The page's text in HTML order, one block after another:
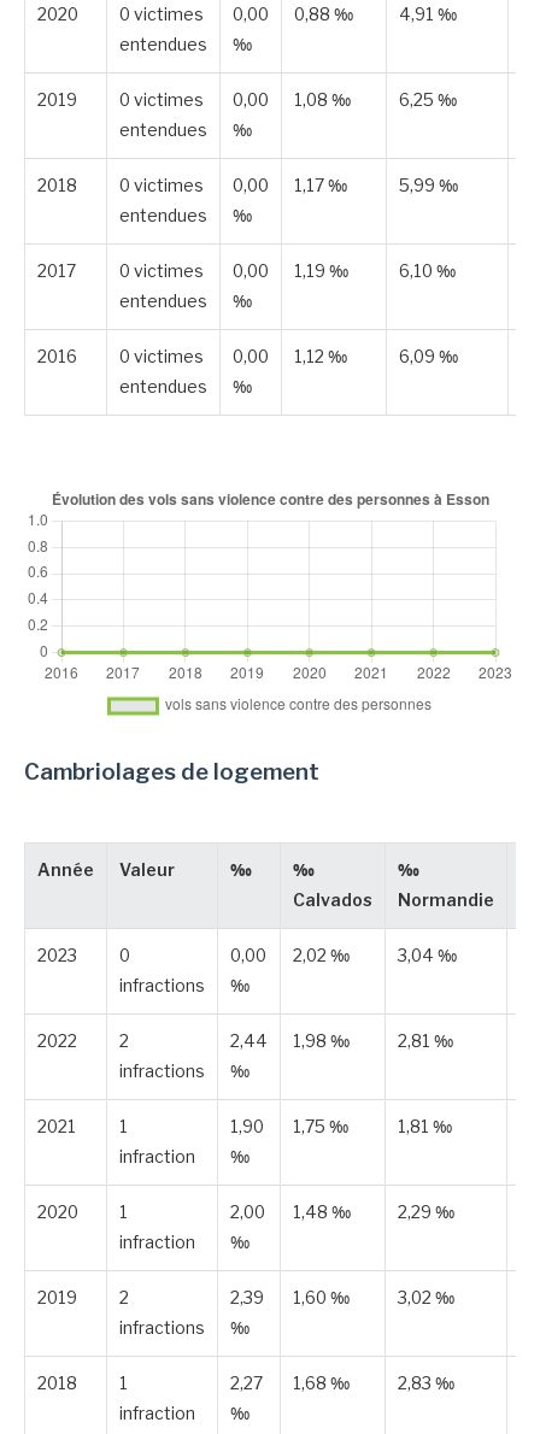
2020
0 victimes
entendues
0,00
‰
0,88 ‰ 4,91 ‰
2019
0 victimes
entendues
0,00
‰
1,08 ‰ 6,25 ‰
2018
0 victimes
entendues
0,00
‰
1,17 ‰ 5,99 ‰
2017
0 victimes
entendues
0,00
‰
1,19 ‰ 6,10 ‰
2016
0 victimes
entendues
0,00
‰
1,12 ‰ 6,09 ‰
Cambriolages de logement
Année Valeur ‰
‰
Calvados
‰
Normandie
2023
0
infractions
0,00
‰
2,02 ‰ 3,04 ‰
2022
2
infractions
2,44
‰
1,98 ‰ 2,81 ‰
2021
1
infraction
1,90
‰
1,75 ‰ 1,81 ‰
2020
1
infraction
2,00
‰
1,48 ‰ 2,29 ‰
2019
2
infractions
2,39
‰
1,60 ‰ 3,02 ‰
2018
1
infraction
2,27
‰
1,68 ‰ 2,83 ‰